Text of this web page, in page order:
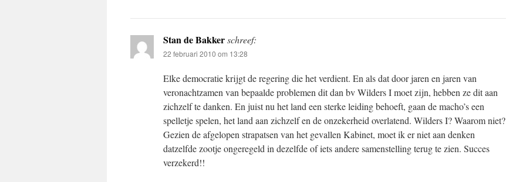
Stan de Bakkerschreef:
22 februari 2010 om 13:28
Elke democratie krijgt de regering die het verdient. En als dat door jaren en jaren van
veronachtzamen van bepaalde problemen dit dan bv Wilders I moet zijn, hebben ze dit aan
zichzelf te danken. En juist nu het land een sterke leiding behoeft, gaan de macho’s een
spelletje spelen, het land aan zichzelf en de onzekerheid overlatend. Wilders I? Waarom niet?
Gezien de afgelopen strapatsen van het gevallen Kabinet, moet ik er niet aan denken
datzelfde zootje ongeregeld in dezelfde of iets andere samenstelling terug te zien. Succes
verzekerd!!